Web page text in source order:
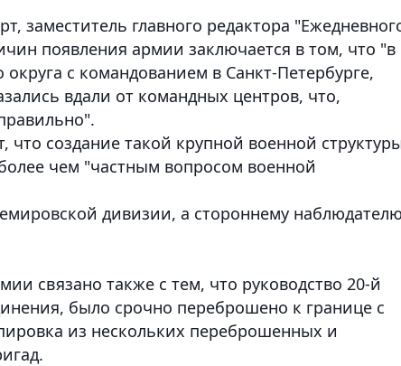
заместитель главного редактора
появления армии заключается в том, что "в
с командованием в Санкт-Петербурге,
вдали от командных центров, что,
что создание такой крупной военной
чем "частным вопросом военной
дивизии, а стороннему
связано также с тем, что руководство 20-й
было срочно переброшено к границе с
из нескольких переброшенных и